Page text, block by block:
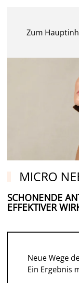
Zum
MICRO
SCHONENDE
EFFEKTIVER
Neue Wege
Ein Ergebnis